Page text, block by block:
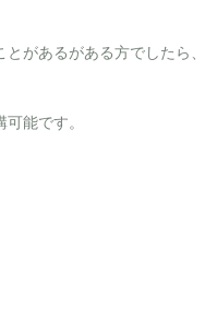
があるがある方でしたら、
能です。